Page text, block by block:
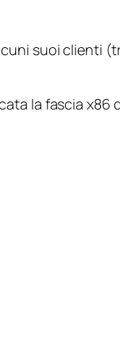
suoi clienti
la fascia x86